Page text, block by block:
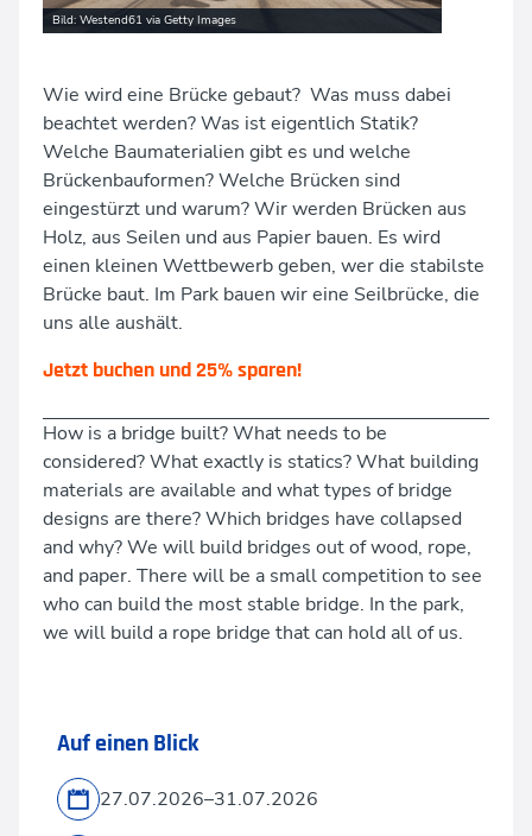
Kindergeburtstage
proTechnicale Sachsen
Fortbildung für Eltern, Pädagog:innen und Betreuer:innen
Teamevents
News
Bild: Westend61 via Getty Images
Wie wird eine Brücke gebaut? Was muss dabei
beachtet werden? Was ist eigentlich Statik?
Welche Baumaterialien gibt es und welche
Brückenbauformen? Welche Brücken sind
eingestürzt und warum? Wir werden Brücken aus
Holz, aus Seilen und aus Papier bauen. Es wird
einen kleinen Wettbewerb geben, wer die stabilste
Brücke baut. Im Park bauen wir eine Seilbrücke, die
uns alle aushält.
Jetzt buchen und 25% sparen!
How is a bridge built? What needs to be
considered? What exactly is statics? What building
materials are available and what types of bridge
designs are there? Which bridges have collapsed
and why? We will build bridges out of wood, rope,
and paper. There will be a small competition to see
who can build the most stable bridge. In the park,
we will build a rope bridge that can hold all of us.
Auf einen Blick
27.07.2026–31.07.2026